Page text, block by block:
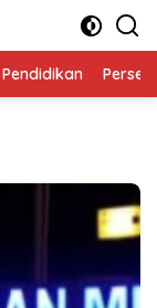
Pendidikan